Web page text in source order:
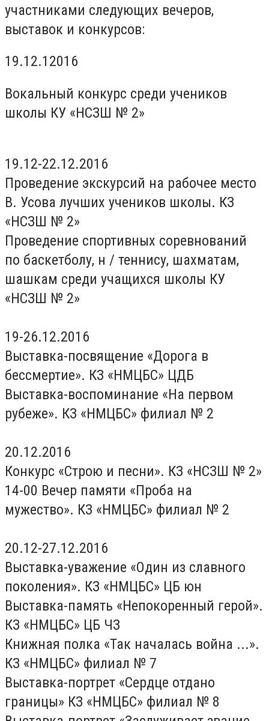
участниками следующих вечеров,
выставок и конкурсов:
19.12.12016
Вокальный конкурс среди учеников
школы КУ «НСЗШ № 2»
19.12-22.12.2016
Проведение экскурсий на рабочее место
В. Усова лучших учеников школы. КЗ
«НСЗШ № 2»
Проведение спортивных соревнований
по баскетболу, н / теннису, шахматам,
шашкам среди учащихся школы КУ
«НСЗШ № 2»
19-26.12.2016
Выставка-посвящение «Дорога в
бессмертие». КЗ «НМЦБС» ЦДБ
Выставка-воспоминание «На первом
рубеже». КЗ «НМЦБС» филиал № 2
20.12.2016
Конкурс «Строю и песни». КЗ «НСЗШ № 2»
14-00 Вечер памяти «Проба на
мужество». КЗ «НМЦБС» филиал № 2
20.12-27.12.2016
Выставка-уважение «Один из славного
поколения». КЗ «НМЦБС» ЦБ юн
Выставка-память «Непокоренный герой».
КЗ «НМЦБС» ЦБ ЧЗ
Книжная полка «Так началась война ...».
КЗ «НМЦБС» филиал № 7
Выставка-портрет «Сердце отдано
границы» КЗ «НМЦБС» филиал № 8